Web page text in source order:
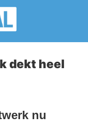
dekt heel
nu